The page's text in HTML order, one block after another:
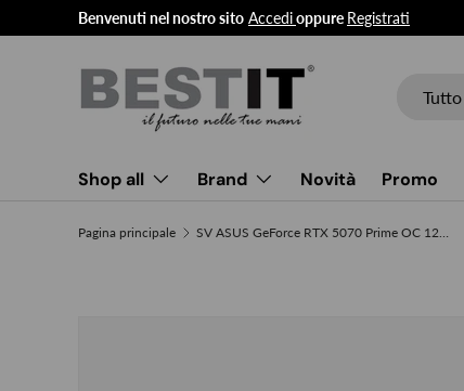
Passa ai contenuti
Benvenuti nel nostro sito Accedioppure Registrati
Tutto
Shop all Brand Novità Promo
Pagina principale SV ASUS GeForce RTX 5070 Prime OC 12GB